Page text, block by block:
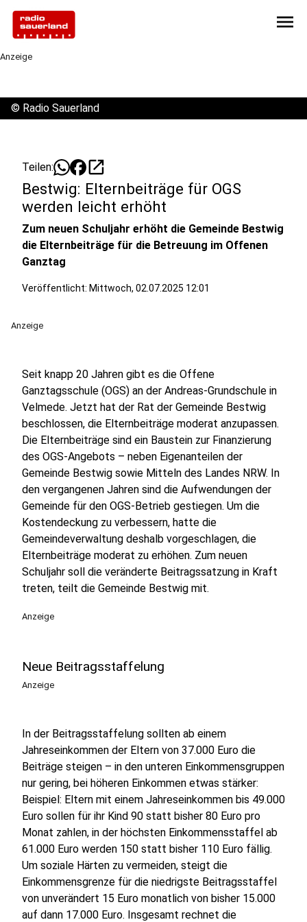
menu
Anzeige
© Radio Sauerland
Teilen: open_in_new
Bestwig: Elternbeiträge für OGS
werden leicht erhöht
Zum neuen Schuljahr erhöht die Gemeinde Bestwig
die Elternbeiträge für die Betreuung im Offenen
Ganztag
Veröffentlicht: Mittwoch, 02.07.2025 12:01
Anzeige
Seit knapp 20 Jahren gibt es die Offene
Ganztagsschule (OGS) an der Andreas-Grundschule in
Velmede. Jetzt hat der Rat der Gemeinde Bestwig
beschlossen, die Elternbeiträge moderat anzupassen.
Die Elternbeiträge sind ein Baustein zur Finanzierung
des OGS-Angebots – neben Eigenanteilen der
Gemeinde Bestwig sowie Mitteln des Landes NRW. In
den vergangenen Jahren sind die Aufwendungen der
Gemeinde für den OGS-Betrieb gestiegen. Um die
Kostendeckung zu verbessern, hatte die
Gemeindeverwaltung deshalb vorgeschlagen, die
Elternbeiträge moderat zu erhöhen. Zum neuen
Schuljahr soll die veränderte Beitragssatzung in Kraft
treten, teilt die Gemeinde Bestwig mit.
Anzeige
Neue Beitragsstaffelung
Anzeige
In der Beitragsstaffelung sollten ab einem
Jahreseinkommen der Eltern von 37.000 Euro die
Beiträge steigen – in den unteren Einkommensgruppen
nur gering, bei höheren Einkommen etwas stärker:
Beispiel: Eltern mit einem Jahreseinkommen bis 49.000
Euro sollen für ihr Kind 90 statt bisher 80 Euro pro
Monat zahlen, in der höchsten Einkommensstaffel ab
61.000 Euro werden 150 statt bisher 110 Euro fällig.
Um soziale Härten zu vermeiden, steigt die
Einkommensgrenze für die niedrigste Beitragsstaffel
von unverändert 15 Euro monatlich von bisher 15.000
auf dann 17.000 Euro. Insgesamt rechnet die